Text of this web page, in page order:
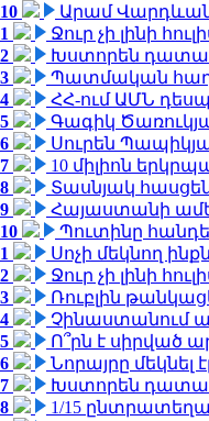
10
Արամ
1
Ջուր չի լինի
2
Խստորեն
3
Պատմական
4
ՀՀ-ում ԱՄՆ
5
Գագիկ
6
Սուրեն
7
10 միլիոն
8
Տասնյակ
9
Հայաստանի
10
Պուտինը
1
Սոչի մեկնող
2
Ջուր չի լինի
3
Ռուբլին
4
Չինաստանում
5
Ո՞րն է սիրված
6
Նորայրը
7
Խստորեն
8
1/15